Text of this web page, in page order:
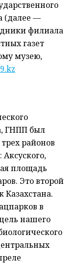
(далее —
филиала
газет
музею,
ГНПП был
районов
площадь
Это второй
в
нашего